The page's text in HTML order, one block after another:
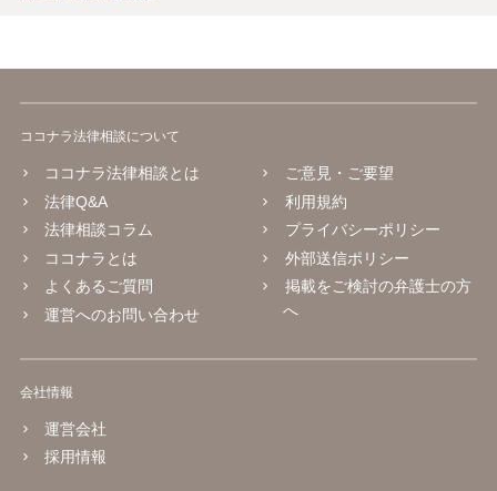
ココナラ法律相談について
ココナラ法律相談とは
法律Q&A
法律相談コラム
ココナラとは
よくあるご質問
運営へのお問い合わせ
ご意見・ご要望
利用規約
プライバシーポリシー
外部送信ポリシー
掲載をご検討の弁護士の方
へ
会社情報
運営会社
採用情報